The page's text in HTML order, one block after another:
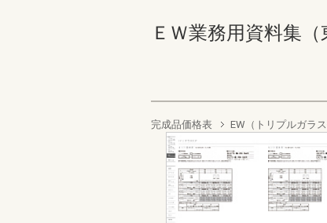
ＥＷ業務用資料集
完成品価格表 EW（トリプルガラス